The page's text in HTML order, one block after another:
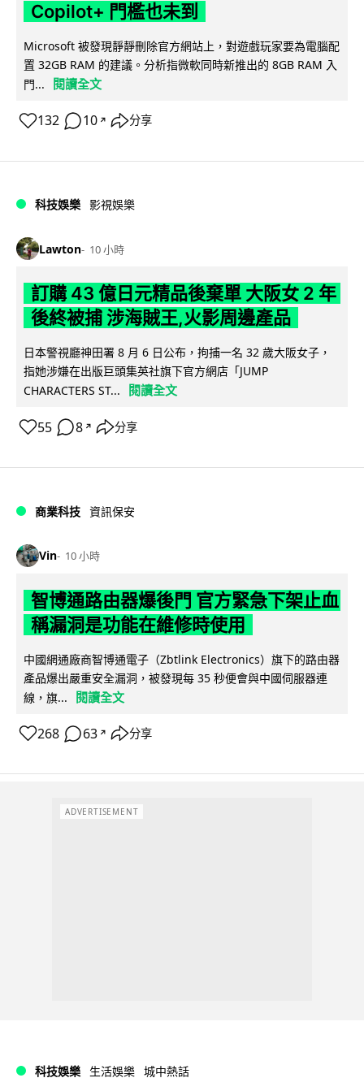
Copilot+ 門檻也未到
Microsoft 被發現靜靜刪除官方網站上，對遊戲玩家要為電腦配
置 32GB RAM 的建議。分析指微軟同時新推出的 8GB RAM 入
門...
閱讀全文
132 10 ↗ 分享
科技娛樂 影視娛樂
Lawton 10 小時
訂購 43 億日元精品後棄單 大阪女 2 年
後終被捕 涉海賊王,火影周邊產品
日本警視廳神田署 8 月 6 日公布，拘捕一名 32 歲大阪女子，
指她涉嫌在出版巨頭集英社旗下官方網店「JUMP
CHARACTERS ST...
閱讀全文
55 8 ↗ 分享
商業科技 資訊保安
Vin 10 小時
智博通路由器爆後門 官方緊急下架止血
稱漏洞是功能在維修時使用
中國網通廠商智博通電子（Zbtlink Electronics）旗下的路由器
產品爆出嚴重安全漏洞，被發現每 35 秒便會與中國伺服器連
線，旗...
閱讀全文
268 63 ↗ 分享
ADVERTISEMENT
科技娛樂 生活娛樂 城中熱話